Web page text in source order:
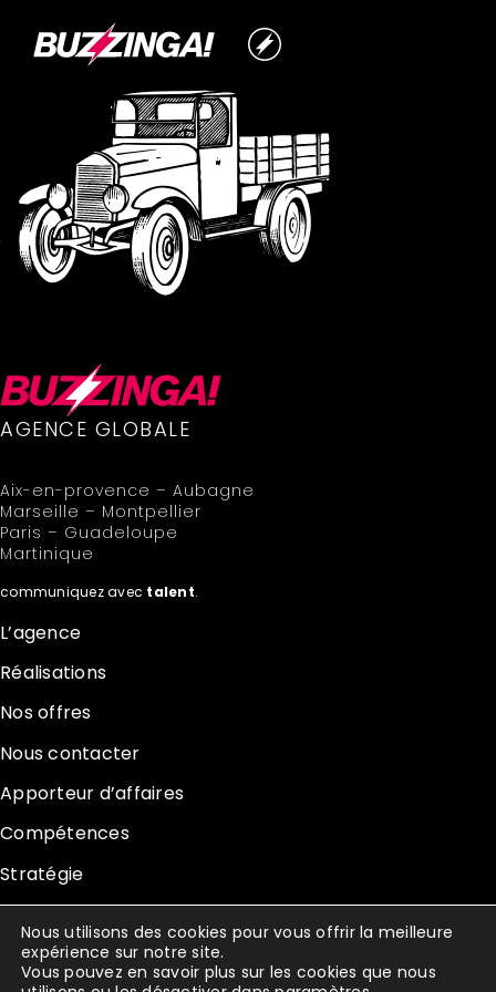
AGENCE GLOBALE
Aix-en-provence – Aubagne
Marseille – Montpellier
Paris – Guadeloupe
Martinique
communiquez avec talent.
L’agence
Réalisations
Nos offres
Nous contacter
Apporteur d’affaires
Compétences
Stratégie
Studio Créatif
Digital & Social Média
Nous utilisons des cookies pour vous offrir la meilleure
expérience sur notre site.
Vous pouvez en savoir plus sur les cookies que nous